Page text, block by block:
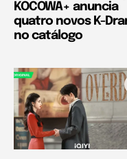
KOCOWA+ anuncia
quatro novos K-
no catálogo